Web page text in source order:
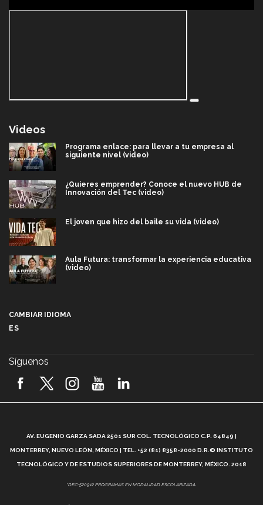
Videos
Programa enlace: para llevar a tu empresa al
siguiente nivel (video)
¿Quieres emprender? Conoce el nuevo HUB de
Innovación del Tec (video)
El joven que hizo del baile su vida (video)
Aula Futura: transformar la experiencia educativa
(video)
2026! (video)
¿Cómo es el Modelo Educativo Tec? (video)
Vida Tec: Feminismo e Inteligencia Artificial, Paola
CAMBIAR IDIOMA
ES
Síguenos
AV. EUGENIO GARZA SADA 2501 SUR COL. TECNOLÓGICO C.P. 64849 |
MONTERREY, NUEVO LEÓN, MÉXICO | TEL. +52 (81) 8358-2000 D.R.© INSTITUTO
TECNOLÓGICO Y DE ESTUDIOS SUPERIORES DE MONTERREY, MÉXICO. 2018
*DEC-520912 PROGRAMAS EN MODALIDAD ESCOLARIZADA.